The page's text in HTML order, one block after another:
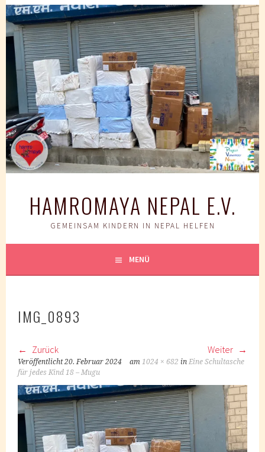
Springe
zum
Inhalt
HAMROMAYA NEPAL E.V.
GEMEINSAM KINDERN IN NEPAL HELFEN
MENÜ
IMG_0893
Zurück Weiter
Veröffentlicht20. Februar 2024 am1024 × 682 inEine Schultasche
für jedes Kind 18 – Mugu